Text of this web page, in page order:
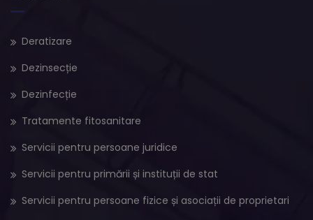
Deratizare
Dezinsecție
Dezinfecție
Tratamente fitosanitare
Servicii pentru persoane juridice
Servicii pentru primării și instituții de stat
Servicii pentru persoane fizice și asociații de proprietari